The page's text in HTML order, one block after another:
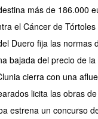
más de 186.000
el Cáncer de
Duero fija las normas
bajada del precio de
cierra con una
licita las obras
estrena un concurso